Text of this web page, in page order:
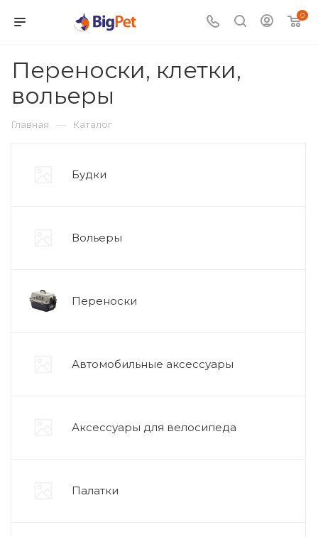
0
Переноски, клетки,
вольеры
Главная — Каталог
Будки
Вольеры
Переноски
Автомобильные аксессуары
Аксессуары для велосипеда
Палатки